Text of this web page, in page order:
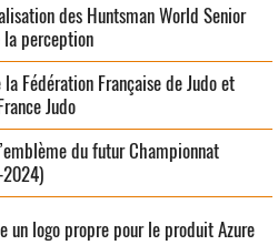
des Huntsman World Senior
la perception
la Fédération Française de Judo et
Judo
du futur Championnat
2024)
un logo propre pour le produit Azure